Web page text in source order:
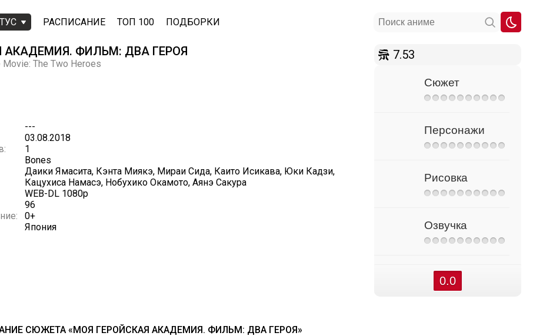
РАСПИСАНИЕ ТОП 100 ПОДБОРКИ
АКАДЕМИЯ. ФИЛЬМ: ДВА ГЕРОЯ
The Two Heroes
---
03.08.2018
1
Bones
Даики Ямасита, Кэнта Миякэ, Мираи Сида, Каито Исикава, Юки Кадзи,
Кацухиса Намасэ, Нобухико Окамото, Аянэ Сакура
WEB-DL 1080p
96
0+
Япония
7.53
Сюжет
Персонажи
Рисовка
Озвучка
0.0
СЮЖЕТА «МОЯ ГЕРОЙСКАЯ АКАДЕМИЯ. ФИЛЬМ: ДВА ГЕРОЯ»